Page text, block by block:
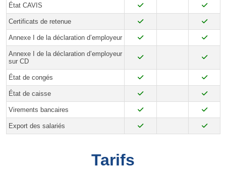
État CAVIS
Certificats de retenue
Annexe I de la déclaration d’employeur
Annexe I de la déclaration d’employeur
sur CD
État de congés
État de caisse
Virements bancaires
Export des salariés
Tarifs